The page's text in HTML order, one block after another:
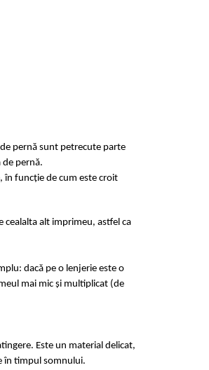
pernă sunt petrecute parte
de pernă.
în funcție de cum este croit
cealalta alt imprimeu, astfel ca
dacă pe o lenjerie este o
mai mic și multiplicat (de
Este un material delicat,
în timpul somnului.